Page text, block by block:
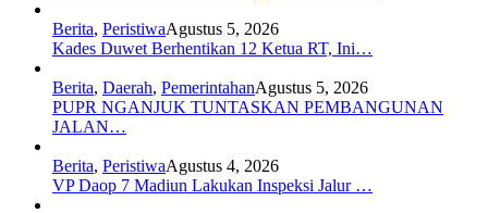
Berita, PeristiwaAgustus 5, 2026
Kades Duwet Berhentikan 12 Ketua RT, Ini…
Berita, Daerah, PemerintahanAgustus 5, 2026
PUPR NGANJUK TUNTASKAN PEMBANGUNAN
JALAN…
Berita, PeristiwaAgustus 4, 2026
VP Daop 7 Madiun Lakukan Inspeksi Jalur …